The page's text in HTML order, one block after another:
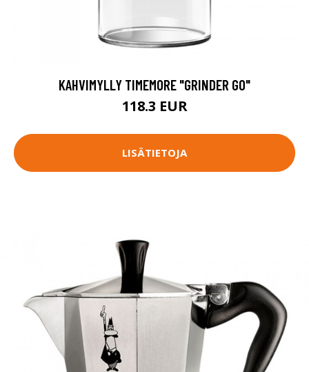
KAHVIMYLLY TIMEMORE "GRINDER GO"
118.3 EUR
LISÄTIETOJA